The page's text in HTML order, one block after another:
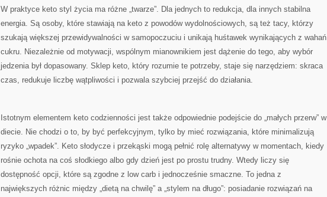
W praktyce keto styl życia ma różne „twarze”. Dla jednych to redukcja, dla innych stabilna
energia. Są osoby, które stawiają na keto z powodów wydolnościowych, są też tacy, którzy
szukają większej przewidywalności w samopoczuciu i unikają huśtawek wynikających z wahań
cukru. Niezależnie od motywacji, wspólnym mianownikiem jest dążenie do tego, aby wybór
jedzenia był dopasowany. Sklep keto, który rozumie te potrzeby, staje się narzędziem: skraca
czas, redukuje liczbę wątpliwości i pozwala szybciej przejść do działania.
Istotnym elementem keto codzienności jest także odpowiednie podejście do „małych przerw” w
diecie. Nie chodzi o to, by być perfekcyjnym, tylko by mieć rozwiązania, które minimalizują
ryzyko „wpadek”. Keto słodycze i przekąski mogą pełnić rolę alternatywy w momentach, kiedy
rośnie ochota na coś słodkiego albo gdy dzień jest po prostu trudny. Wtedy liczy się
dostępność opcji, które są zgodne z low carb i jednocześnie smaczne. To jedna z
największych różnic między „dietą na chwilę” a „stylem na długo”: posiadanie rozwiązań na